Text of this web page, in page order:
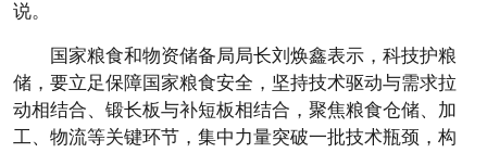
说。
国家粮食和物资储备局局长刘焕鑫表示，科技护粮
储，要立足保障国家粮食安全，坚持技术驱动与需求拉
动相结合、锻长板与补短板相结合，聚焦粮食仓储、加
工、物流等关键环节，集中力量突破一批技术瓶颈，构